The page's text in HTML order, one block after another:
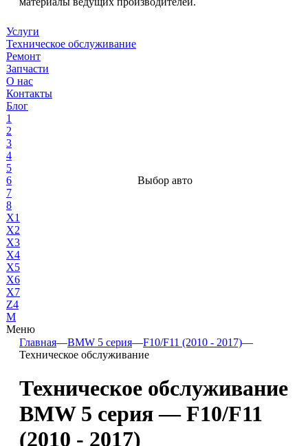
Услуги
Техническое обслуживание
Ремонт
Запчасти
О нас
Контакты
Блог
1
2
3
4
5
6
7
8
X1
X2
X3
X4
X5
X6
X7
Z4
М
Меню
Выбор авто
Главная—BMW 5 серия—F10/F11 (2010 - 2017)—
Техническое обслуживание
Техническое обслуживание
BMW 5 серия — F10/F11
(2010 - 2017)